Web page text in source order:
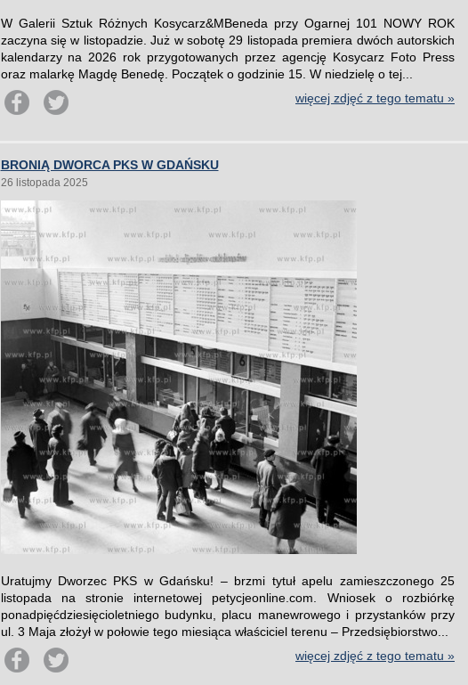
W Galerii Sztuk Różnych Kosycarz&MBeneda przy Ogarnej 101 NOWY ROK
zaczyna się w listopadzie. Już w sobotę 29 listopada premiera dwóch autorskich
kalendarzy na 2026 rok przygotowanych przez agencję Kosycarz Foto Press
oraz malarkę Magdę Benedę. Początek o godzinie 15. W niedzielę o tej...
więcej zdjęć z tego tematu »
BRONIĄ DWORCA PKS W GDAŃSKU
26 listopada 2025
Uratujmy Dworzec PKS w Gdańsku! – brzmi tytuł apelu zamieszczonego 25
listopada na stronie internetowej petycjeonline.com. Wniosek o rozbiórkę
ponadpięćdziesięcioletniego budynku, placu manewrowego i przystanków przy
ul. 3 Maja złożył w połowie tego miesiąca właściciel terenu – Przedsiębiorstwo...
więcej zdjęć z tego tematu »